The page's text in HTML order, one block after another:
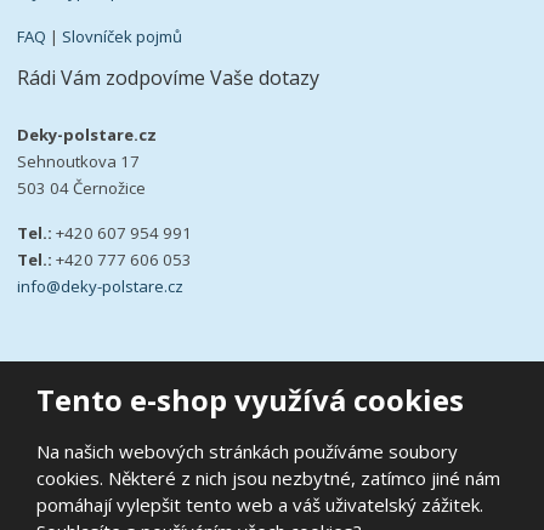
Tento e-shop využívá cookies
Na našich webových stránkách používáme soubory
cookies. Některé z nich jsou nezbytné, zatímco jiné nám
pomáhají vylepšit tento web a váš uživatelský zážitek.
FAQ | Slovníček pojmů
Rádi Vám zodpovíme Vaše dotazy
Deky-polstare.cz
Sehnoutkova 17
503 04 Černožice
Tel.: +420 607 954 991
Tel.: +420 777 606 053
info@deky-polstare.cz
Ochrana osobních údajů|Prohlášení o přístupnosti|Podmínky
užití|Mapa stránek
E